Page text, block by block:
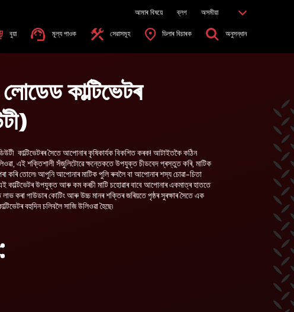
আমাৰ বিষয়ে ব্লগ অসমীয়া
বুয়া মূল্য পাওক সেৱাসমূহ ডিলাৰ বিচাৰক অনুসন্ধান
লোডেড কাল্টিভেটৰ
কাল্টিভেটৰৰ সৈতে আপোনাৰ কৃষিকাৰ্যক বিকশিত কৰক! আটাইতকৈ কঠিন
এই শক্তিশালী সঁজুলিটোৱে ক্ষন্তেকতে উপযুক্ত চীডবেদ প্ৰস্তুত কৰি, মাটিক
কৰি তোলে৷ আপুনি আপোনাৰ মাটিক পুলি ৰুবলৈ বা আপোনাৰ শস্য চোৱা-চিতা
কাল্টিভেটৰ উপযুক্ত আৰু কম কৰচী মাটি চহোৱাৰ বাবে আপোনাৰ একমাত্ৰ হাততে
লাভ কৰা পাউডাৰ কোটিং আৰু উচ্চ মানৰ শক্তিৰ জৰিয়তে পৃষ্ঠৰ সুৰক্ষাৰ সৈতে এক
বহুদিন চলিবলৈ সাজি উলিওৱা হৈছে৷